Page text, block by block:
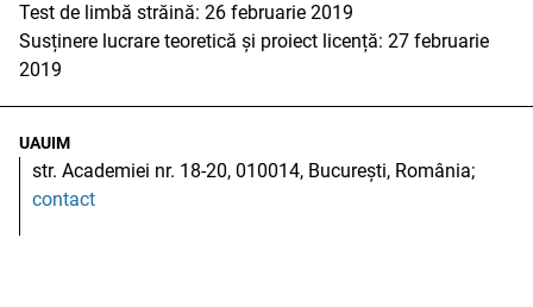
Test de limbă străină: 26 februarie 2019
Susținere lucrare teoretică și proiect licență: 27 februarie
2019
UAUIM
str. Academiei nr. 18-20, 010014, București, România;
contact